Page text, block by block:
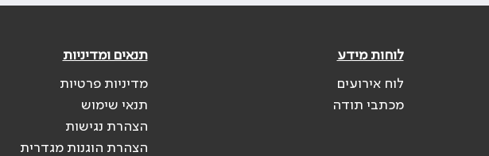
לוחות מידע
לוח אירועים
מכתבי תודה
תנאים ומדיניות
מדיניות פרטיות
תנאי שימוש
הצהרת נגישות
הצהרת הוגנות מגדרית